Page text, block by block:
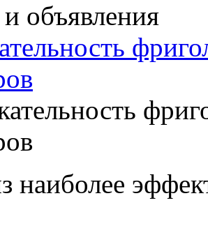
объявления
наиболее